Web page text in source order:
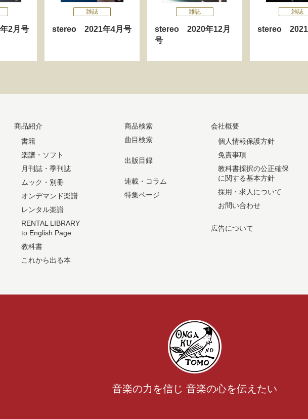
2月号
雑誌
stereo 2021年4月号
雑誌
stereo 2020年12月
号
雑誌
stereo 2021
商品紹介
書籍
楽譜・ソフト
月刊誌・季刊誌
ムック・別冊
オンデマンド楽譜
レンタル楽譜
RENTAL LIBRARY
to English Page
教科書
これから出る本
商品検索
曲目検索
出版目録
連載・コラム
特集ページ
会社概要
個人情報保護方針
免責事項
教科書採択の公正確保
に関する基本方針
採用・求人について
お問い合わせ
広告について
音楽の力を信じ 音楽の心を伝えたい